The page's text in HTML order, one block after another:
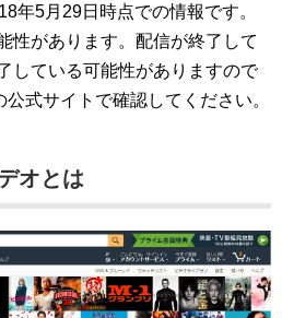
年5月29日時点での情報です。
性があります。配信が終了して
している可能性がありますので
式サイトで確認してください。
オとは